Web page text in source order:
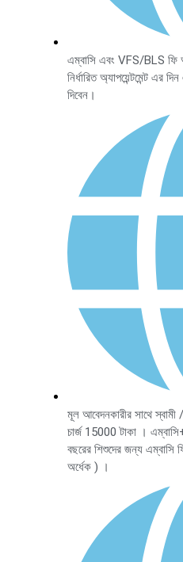
এম্বাসি এবং VFS/BLS ফি
নির্ধারিত অ্যাপয়েন্টমেন্ট এর
দিবেন।
মূল আবেদনকারীর সাথে স্বামী
চার্জ 15000 টাকা ।
বছরের শিশুদের জন্য এম্বাসি
অর্ধেক ) ।